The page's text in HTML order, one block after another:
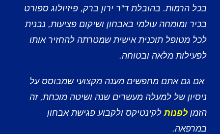
בכל הרמות. בהובלת ד"ר ירון ברק, פיזיולוג ספורט
בכיר ומומחה עולמי באבחון ושיקום פציעות, נבנית
לכל מטופל תוכנית אישית שמטרתה להחזיר אותו
לפעילות מלאה ובטוחה.
אם גם אתם מחפשים מענה מקצועי שמבוסס על
ניסיון של למעלה מעשרים שנה ושיטה מוכחת, זה
הזמן לפנות לקינטיקס ולקבוע פגישת אבחון
במרפאה.